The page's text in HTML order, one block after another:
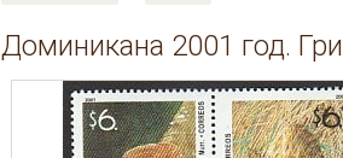
Доминикана 2001 год.